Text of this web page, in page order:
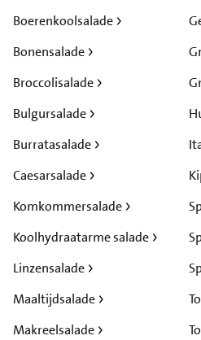
Boerenkoolsalade
Bonensalade
Broccolisalade
Bulgursalade
Burratasalade
Caesarsalade
Komkommersalade
Koolhydraatarme salade
Linzensalade
Maaltijdsalade
Makreelsalade